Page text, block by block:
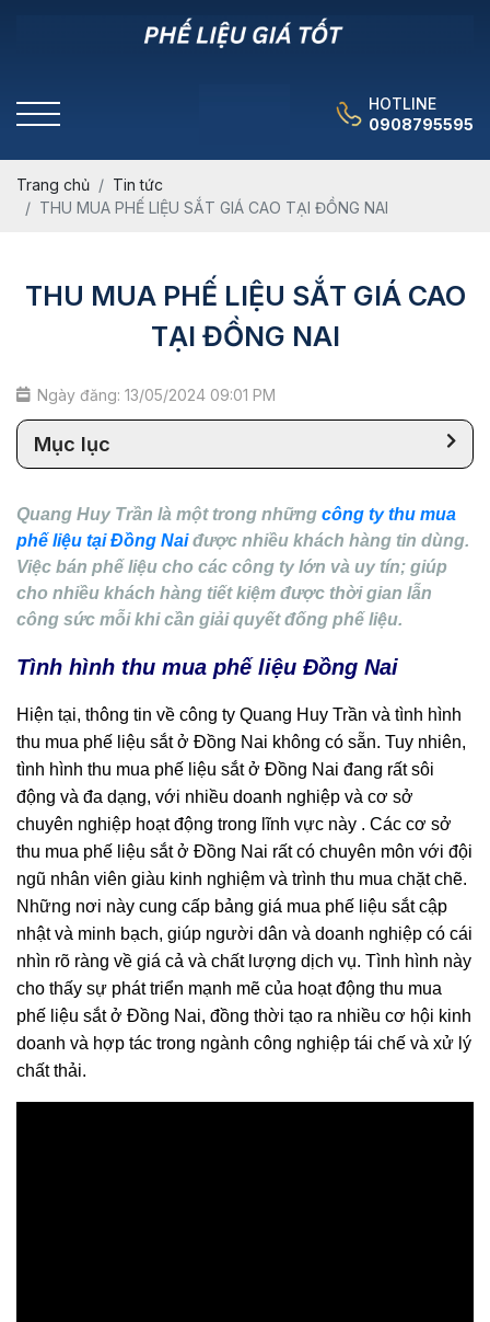
HOTLINE
0908795595
Trang chủ
Tin tức
THU MUA PHẾ LIỆU SẮT GIÁ CAO TẠI ĐỒNG NAI
THU MUA PHẾ LIỆU SẮT GIÁ CAO
TẠI ĐỒNG NAI
Ngày đăng: 13/05/2024 09:01 PM
Mục lục
Quang Huy Trần là một trong những công ty thu mua
phế liệu tại Đồng Naiđược nhiều khách hàng tin dùng.
Việc bán phế liệu cho các công ty lớn và uy tín; giúp
cho nhiều khách hàng tiết kiệm được thời gian lẫn
công sức mỗi khi cần giải quyết đống phế liệu.
Tình hình thu mua phế liệu Đồng Nai
Hiện tại, thông tin về công ty Quang Huy Trần và tình hình
thu mua phế liệu sắt ở Đồng Nai không có sẵn. Tuy nhiên,
tình hình thu mua phế liệu sắt ở Đồng Nai đang rất sôi
động và đa dạng, với nhiều doanh nghiệp và cơ sở
chuyên nghiệp hoạt động trong lĩnh vực này . Các cơ sở
thu mua phế liệu sắt ở Đồng Nai rất có chuyên môn với đội
ngũ nhân viên giàu kinh nghiệm và trình thu mua chặt chẽ.
Những nơi này cung cấp bảng giá mua phế liệu sắt cập
nhật và minh bạch, giúp người dân và doanh nghiệp có cái
nhìn rõ ràng về giá cả và chất lượng dịch vụ. Tình hình này
cho thấy sự phát triển mạnh mẽ của hoạt động thu mua
phế liệu sắt ở Đồng Nai, đồng thời tạo ra nhiều cơ hội kinh
doanh và hợp tác trong ngành công nghiệp tái chế và xử lý
chất thải.